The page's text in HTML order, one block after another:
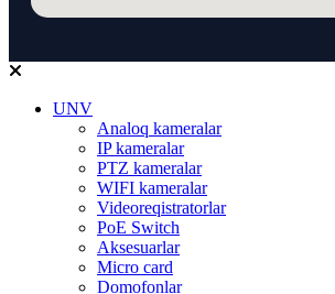
UNV
Analoq kameralar
IP kameralar
PTZ kameralar
WIFI kameralar
Videoreqistratorlar
PoE Switch
Aksesuarlar
Micro card
Domofonlar